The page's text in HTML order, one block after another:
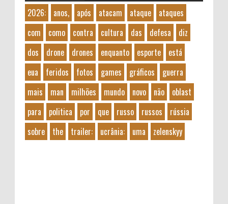
2026: anos, após atacam ataque
ataques
com
como contra cultura das defesa
diz
dos
drone drones enquanto esporte
está
eua
feridos fotos games gráficos
guerra
mais
man milhões mundo novo não
oblast
para
politica por que russo russos
rússia
sobre
the trailer: ucrânia: uma zelenskyy